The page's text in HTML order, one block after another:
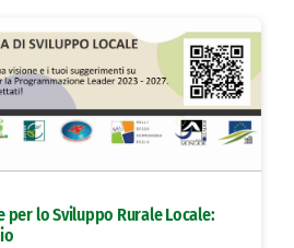
per lo Sviluppo Rurale Locale: